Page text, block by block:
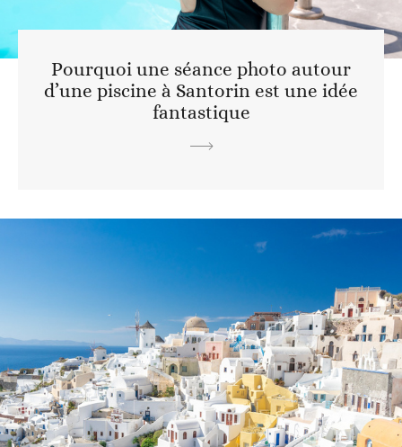
Pourquoi une séance photo autour
d’une piscine à Santorin est une idée
fantastique